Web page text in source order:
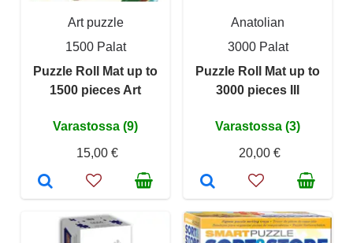
Art puzzle
1500 Palat
Puzzle Roll Mat up to
1500 pieces Art
Varastossa (9)
15,00 €
Anatolian
3000 Palat
Puzzle Roll Mat up to
3000 pieces III
Varastossa (3)
20,00 €